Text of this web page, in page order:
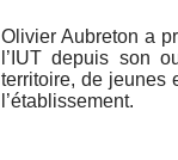
Olivier Aubreton a
l’IUT depuis son
territoire, de jeunes
l’établissement.